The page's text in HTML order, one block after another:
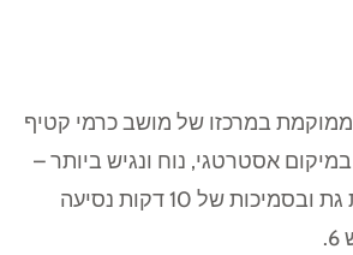
במרכזו של מושב כרמי קטיף
אסטרטגי, נוח ונגיש ביותר –
עגלת קפה ליד קרית גת ובסמיכות של 10 דקות נסיעה